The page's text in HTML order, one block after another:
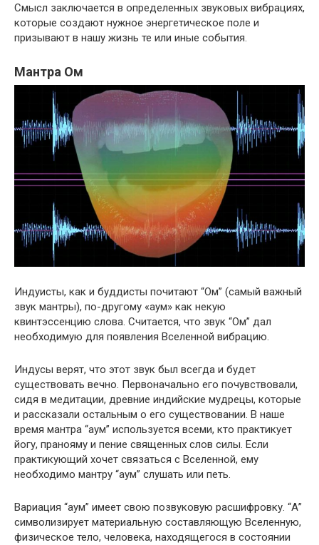
Смысл заключается в определенных звуковых вибрациях,
которые создают нужное энергетическое поле и
призывают в нашу жизнь те или иные события.
Мантра Ом
Индуисты, как и буддисты почитают “Ом” (самый важный
звук мантры), по-другому «аум» как некую
квинтэссенцию слова. Считается, что звук “Ом” дал
необходимую для появления Вселенной вибрацию.
Индусы верят, что этот звук был всегда и будет
существовать вечно. Первоначально его почувствовали,
сидя в медитации, древние индийские мудрецы, которые
и рассказали остальным о его существовании. В наше
время мантра “аум” используется всеми, кто практикует
йогу, пранояму и пение священных слов силы. Если
практикующий хочет связаться с Вселенной, ему
необходимо мантру “аум” слушать или петь.
Вариация “аум” имеет свою позвуковую расшифровку. “А”
символизирует материальную составляющую Вселенную,
физическое тело, человека, находящегося в состоянии